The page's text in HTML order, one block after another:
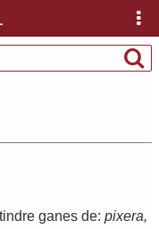
tindre ganes de: pixera,